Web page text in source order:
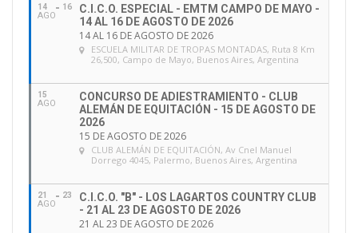
14
AGO
16
C.I.C.O. ESPECIAL - EMTM CAMPO DE MAYO -
14 AL 16 DE AGOSTO DE 2026
14 AL 16 DE AGOSTO DE 2026
ESCUELA MILITAR DE TROPAS MONTADAS, Ruta 8 Km
26,500, Campo de Mayo, Buenos Aires, Argentina
15
AGO
CONCURSO DE ADIESTRAMIENTO - CLUB
ALEMÁN DE EQUITACIÓN - 15 DE AGOSTO DE
2026
15 DE AGOSTO DE 2026
CLUB ALEMÁN DE EQUITACIÓN, Av Cnel Manuel
Dorrego 4045, Palermo, Buenos Aires, Argentina
21
AGO
23
C.I.C.O. "B" - LOS LAGARTOS COUNTRY CLUB
- 21 AL 23 DE AGOSTO DE 2026
21 AL 23 DE AGOSTO DE 2026